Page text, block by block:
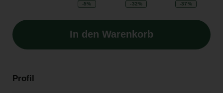
-5% -32% -37%
In den Warenkorb
Profil